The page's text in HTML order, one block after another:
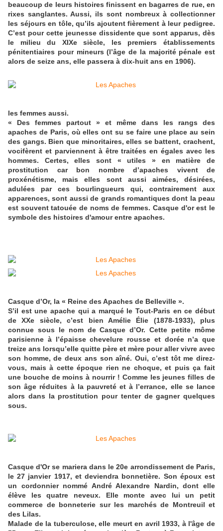
beaucoup de leurs histoires finissent en bagarres de rue, en
rixes sanglantes. Aussi, ils sont nombreux à collectionner
les séjours en tôle, qu’ils ajoutent fièrement à leur pedigree.
C’est pour cette jeunesse dissidente que sont apparus, dès
le milieu du XIXe siècle, les premiers établissements
pénitentiaires pour mineurs (l’âge de la majorité pénale est
alors de seize ans, elle passera à dix-huit ans en 1906).
les femmes aussi.
« Des femmes partout » et même dans les rangs des
apaches de Paris, où elles ont su se faire une place au sein
des gangs. Bien que minoritaires, elles se battent, crachent,
vocifèrent et parviennent à être traitées en égales avec les
hommes. Certes, elles sont « utiles » en matière de
prostitution car bon nombre d’apaches vivent de
proxénétisme, mais elles sont aussi aimées, désirées,
adulées par ces bourlingueurs qui, contrairement aux
apparences, sont aussi de grands romantiques dont la peau
est souvent tatouée de noms de femmes. Casque d'or est le
symbole des histoires d'amour entre apaches.
Casque d’Or, la « Reine des Apaches de Belleville ».
S’il est une apache qui a marqué le Tout-Paris en ce début
de XXe siècle, c’est bien Amélie Élie (1878-1933), plus
connue sous le nom de Casque d’Or. Cette petite môme
parisienne à l’épaisse chevelure rousse et dorée n’a que
treize ans lorsqu’elle quitte père et mère pour aller vivre avec
son homme, de deux ans son aîné. Oui, c’est tôt me direz-
vous, mais à cette époque rien ne choque, et puis ça fait
une bouche de moins à nourrir ! Comme les jeunes filles de
son âge réduites à la pauvreté et à l’errance, elle se lance
alors dans la prostitution pour tenter de gagner quelques
sous.
Casque d'Or se mariera dans le 20e arrondissement de Paris,
le 27 janvier 1917, et deviendra bonnetière. Son époux est
un cordonnier nommé André Alexandre Nardin, dont elle
élève les quatre neveux. Elle monte avec lui un petit
commerce de bonneterie sur les marchés de Montreuil et
des Lilas.
Malade de la tuberculose, elle meurt en avril 1933, à l'âge de